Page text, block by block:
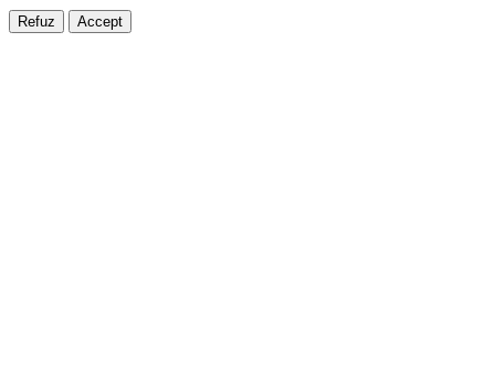
Refuz Accept